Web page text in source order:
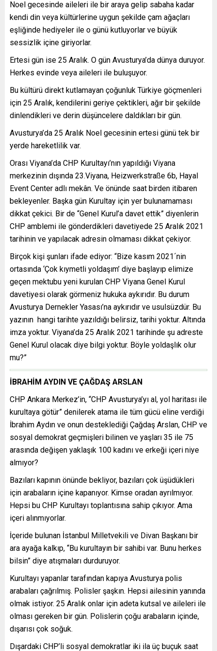
Noel gecesinde aileleri ile bir araya gelip sabaha kadar
kendi din veya kültürlerine uygun şekilde çam ağaçları
eşliğinde hediyeler ile o günü kutluyorlar ve büyük
sessizlik içine giriyorlar.
Ertesi gün ise 25 Aralık. O gün Avusturya’da dünya duruyor.
Herkes evinde veya aileleri ile buluşuyor.
Bu kültürü direkt kutlamayan çoğunluk Türkiye göçmenleri
için 25 Aralık, kendilerini geriye çektikleri, ağır bir şekilde
dinlendikleri ve derin düşüncelere daldıkları bir gün.
Avusturya’da 25 Aralık Noel gecesinin ertesi günü tek bir
yerde hareketlilik var.
Orası Viyana’da CHP Kurultayı’nın yapıldığı Viyana
merkezinin dışında 23.Viyana, Heizwerkstraße 6b, Hayal
Event Center adlı mekân. Ve önünde saat birden itibaren
bekleyenler. Başka gün Kurultay için yer bulunamaması
dikkat çekici. Bir de “Genel Kurul’a davet ettik” diyenlerin
CHP amblemi ile gönderdikleri davetiyede 25 Aralık 2021
tarihinin ve yapılacak adresin olmaması dikkat çekiyor.
Birçok kişi şunları ifade ediyor: “Bize kasım 2021´nin
ortasında ‘Çok kıymetli yoldaşım’ diye başlayıp elimize
geçen mektubu yeni kurulan CHP Viyana Genel Kurul
davetiyesi olarak görmeniz hukuka aykırıdır. Bu durum
Avusturya Dernekler Yasası’na aykırıdır ve usulsüzdür. Bu
yazının hangi tarihte yazıldığı belirsiz, tarihi yoktur. Altında
imza yoktur. Viyana’da 25 Aralık 2021 tarihinde şu adreste
Genel Kurul olacak diye bilgi yoktur. Böyle yoldaşlık olur
mu?”
İBRAHİM AYDIN VE ÇAĞDAŞ ARSLAN
CHP Ankara Merkez’in, “CHP Avusturya’yı al, yol haritası ile
kurultaya götür” denilerek atama ile tüm gücü eline verdiği
İbrahim Aydın ve onun desteklediği Çağdaş Arslan, CHP ve
sosyal demokrat geçmişleri bilinen ve yaşları 35 ile 75
arasında değişen yaklaşık 100 kadını ve erkeği içeri niye
almıyor?
Bazıları kapının önünde bekliyor, bazıları çok üşüdükleri
için arabaların içine kapanıyor. Kimse oradan ayrılmıyor.
Hepsi bu CHP Kurultayı toplantısına sahip çıkıyor. Ama
içeri alınmıyorlar.
İçeride bulunan İstanbul Milletvekili ve Divan Başkanı bir
ara ayağa kalkıp, “Bu kurultayın bir sahibi var. Bunu herkes
bilsin” diye atışmaları durduruyor.
Kurultayı yapanlar tarafından kapıya Avusturya polis
arabaları çağrılmış. Polisler şaşkın. Hepsi ailesinin yanında
olmak istiyor. 25 Aralık onlar için adeta kutsal ve aileleri ile
olması gereken bir gün. Polislerin çoğu arabaların içinde,
dışarısı çok soğuk.
Dışardaki CHP’li sosyal demokratlar iki ila üç buçuk saat